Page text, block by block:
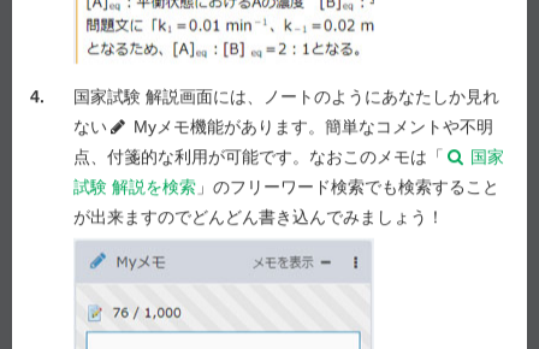
4.
国家試験 解説画面には、ノートのようにあなたしか見れ
ない
Myメモ機能があります。簡単なコメントや不明
点、付箋的な利用が可能です。なおこのメモは「
国家
試験 解説を検索 」のフリーワード検索でも検索すること
が出来ますのでどんどん書き込んでみましょう！
の名称と数量を帳簿に記載しなければならない。
４ 漬物製造工場では、貯蔵する場所に「医薬用外」
及び「劇物」の文字を表示しなければならない。
５ 漬物製造工場で廃棄する場合は、中和等により劇
物に該当しないものにしなければならない。
解答を選択
問 316
1
2